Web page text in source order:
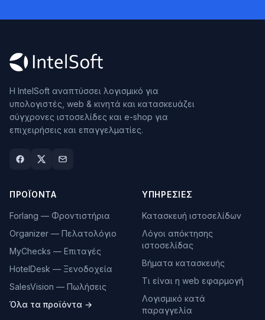
Η IntelSoft αναπτύσσει λογισμικό για
υπολογιστές, web & κινητά και κατασκευάζει
σύγχρονες ιστοσελίδες και e-shop για
επιχειρήσεις και επαγγελματίες.
ΠΡΟΪΌΝΤΑ
Forlang — Φροντιστήρια
Organizer — Πελατολόγιο
MyChecks — Επιταγές
HotelDesk — Ξενοδοχεία
SalesVision — Πωλήσεις
Όλα τα προϊόντα →
ΥΠΗΡΕΣΊΕΣ
Κατασκευή ιστοσελίδων
Λόγοι απόκτησης
ιστοσελίδας
Βήματα κατασκευής
Τι είναι η web εφαρμογή
Λογισμικό κατά
παραγγελία